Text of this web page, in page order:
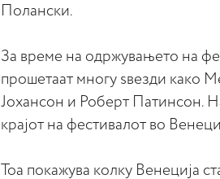
Полански.
За време на одржувањето на
прошетаат многу ѕвезди како
Јохансон и Роберт Патинсон.
крајот на фестивалот во
Тоа покажува колку Венеција